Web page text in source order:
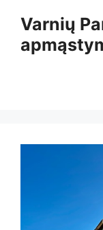
turinio
Varnių